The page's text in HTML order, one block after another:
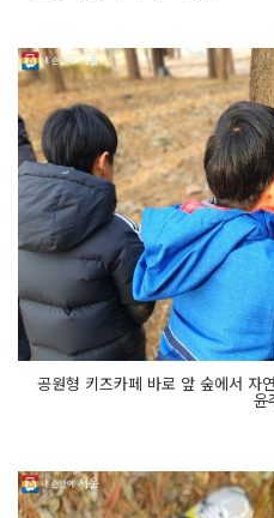
공원형 키즈카페 바로 앞 숲에서 자
윤